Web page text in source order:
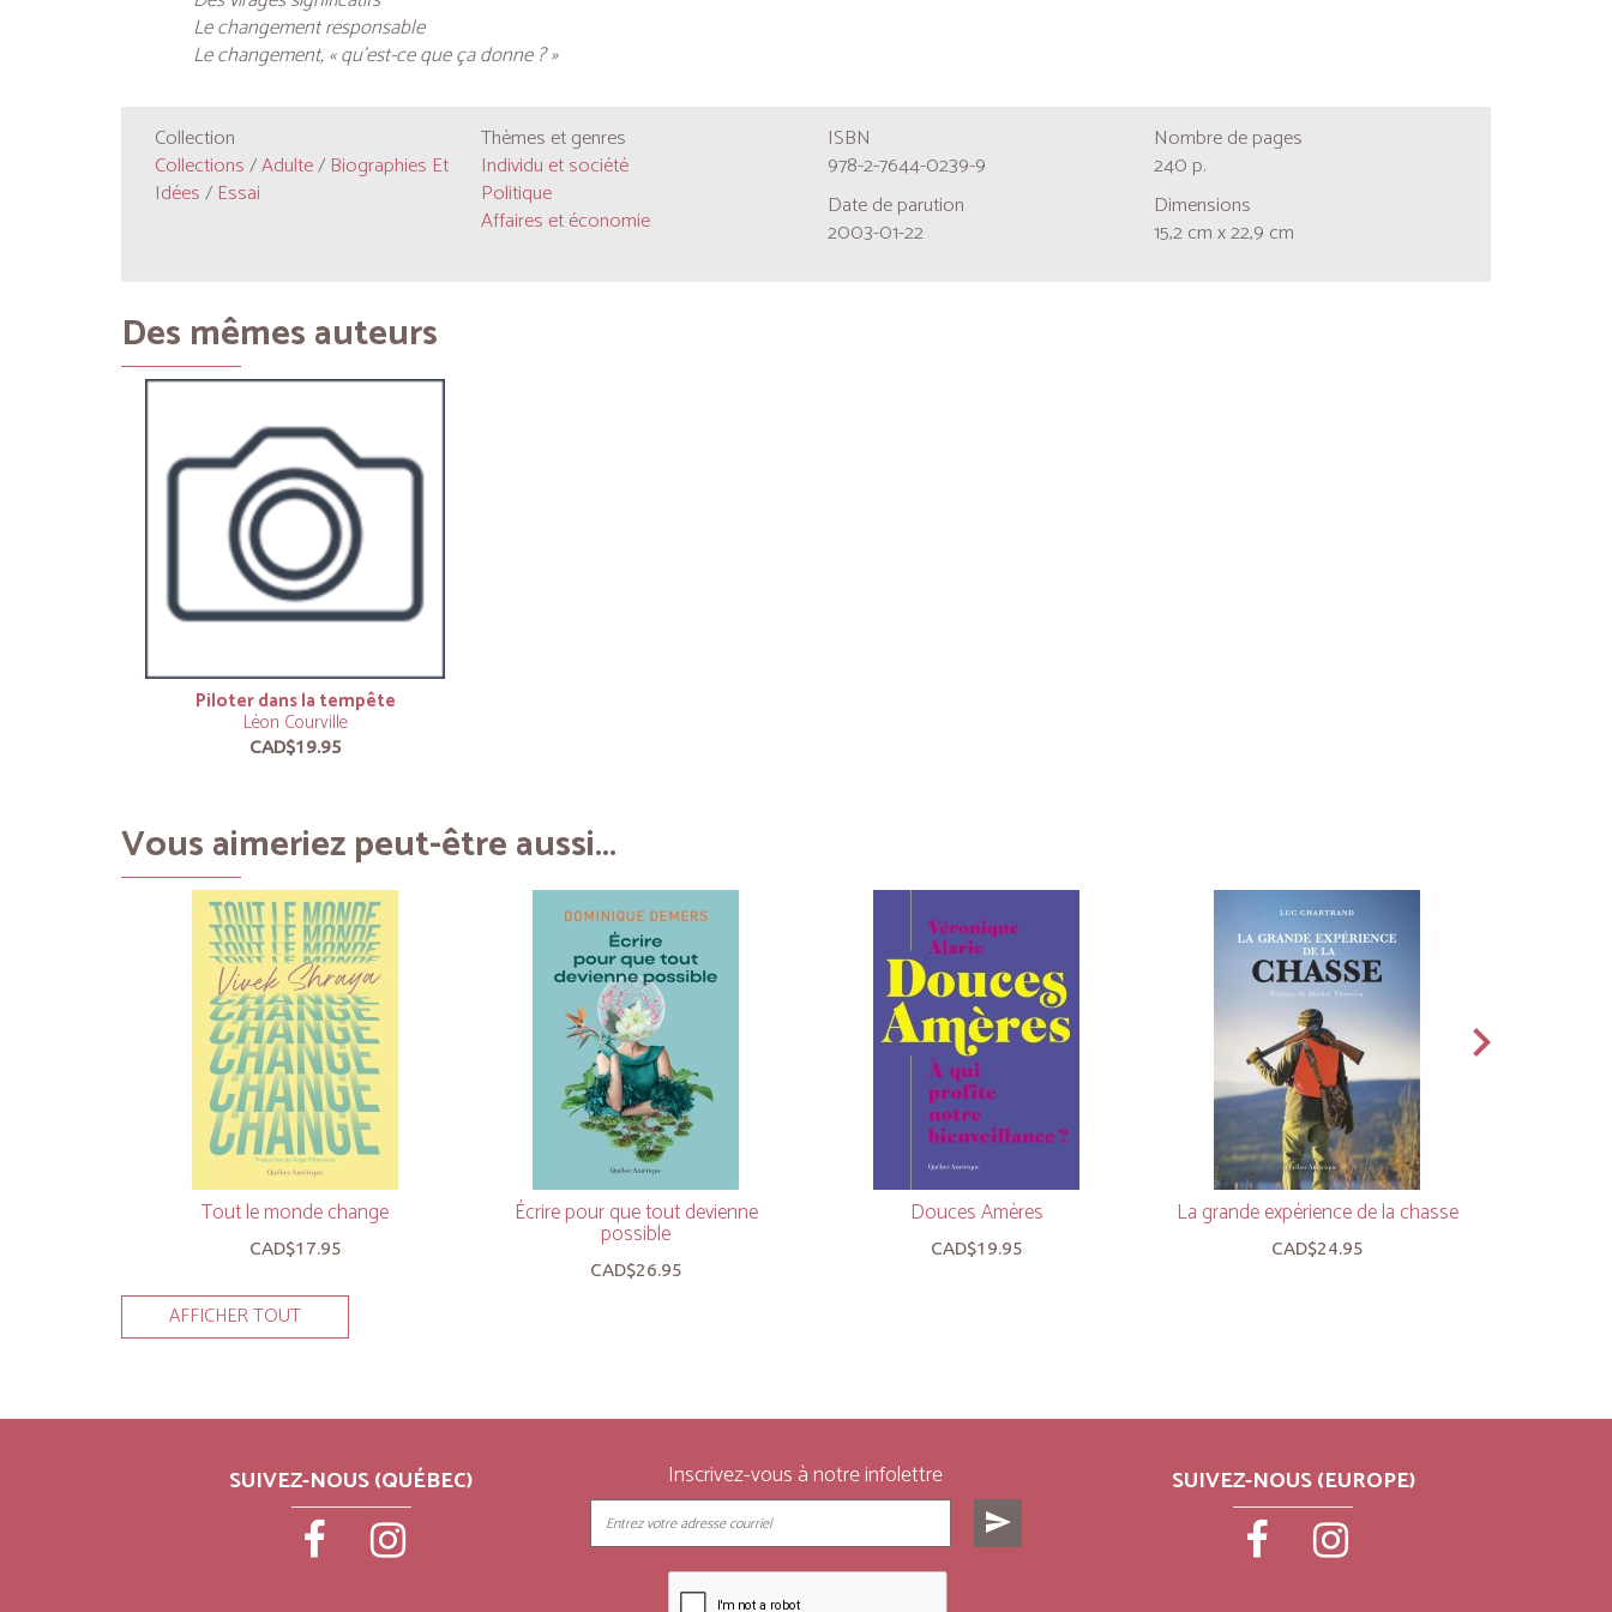
Le changement responsable
Le changement, « qu’est-ce que ça donne ? »
Collection
Collections/Adulte/ Biographies Et
Idées/ Essai
Thèmes et genres
Individu et société
Politique
Affaires et économie
ISBN
978-2-7644-0239-9
Date de parution
2003-01-22
Nombre de pages
240 p.
Dimensions
15,2 cm x 22,9 cm
Des mêmes auteurs
Piloter dans la tempête
Léon Courville
CAD$19.95
Vous aimeriez peut-être aussi...
Tout le monde change
CAD$17.95
Écrire pour que tout devienne
possible
CAD$26.95
Douces Amères
CAD$19.95
La grande expérience de la chasse
CAD$24.95
AFFICHER TOUT
SUIVEZ-NOUS (QUÉBEC) Inscrivez-vous à notre infolettre
send
SUIVEZ-NOUS (EUROPE)